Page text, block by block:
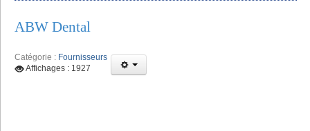
ABW Dental
Catégorie : Fournisseurs
Affichages : 1927